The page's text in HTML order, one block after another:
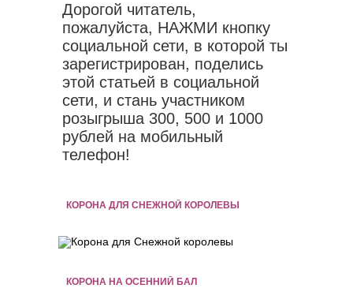
Дорогой читатель,
пожалуйста, НАЖМИ кнопку
социальной сети, в которой ты
зарегистрирован, поделись
этой статьей в социальной
сети, и стань участником
розыгрыша 300, 500 и 1000
рублей на мобильный
телефон!
КОРОНА ДЛЯ СНЕЖНОЙ КОРОЛЕВЫ
КОРОНА НА ОСЕННИЙ БАЛ